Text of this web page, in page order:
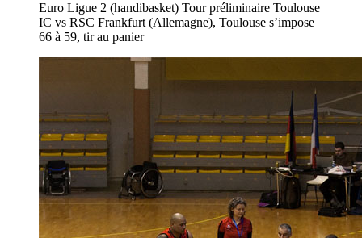
Euro Ligue 2 (handibasket) Tour préliminaire Toulouse
IC vs RSC Frankfurt (Allemagne), Toulouse s’impose
66 à 59, tir au panier